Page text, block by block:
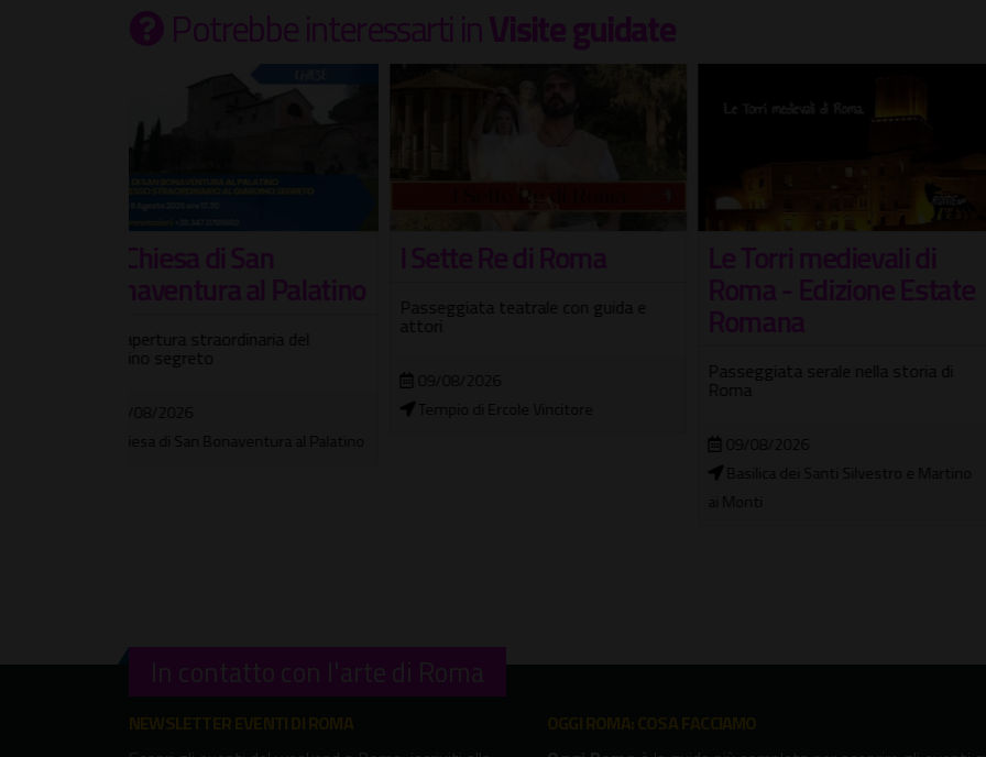
Potrebbe interessartiinVisite guidate
I Sette Re di Roma
Passeggiata teatrale con guida e
Le Torri medievali di
Roma - Edizione Estate
Romana
Basilica dei Santi Silvestro e Martino
Una Notte al
Visita guidata
nella Casa Museo
04/08/2026 - 10/08/2026
In contatto con l'arte di Roma